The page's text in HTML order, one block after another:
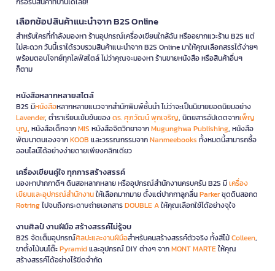
เลือกช้อปสินค้าแนะนำจาก B2S Online
สำหรับใครที่กำลังมองหา ร้านอุปกรณ์เครื่องเขียนใกล้ฉัน หรืออยากแวะร้าน B2S แต่
ไม่สะดวก วันนี้เราได้รวบรวมสินค้าแนะนำจาก B2S Online มาให้คุณเลือกสรรได้ง่ายๆ
พร้อมตอบโจทย์ทุกไลฟ์สไตล์ ไม่ว่าคุณจะมองหา ร้านขายหนังสือ หรือสินค้าอื่นๆ
ก็ตาม
หนังสือหลากหลายสไตล์
B2S มีหนังสือหลากหลายแนวจากสำนักพิมพ์ชั้นนำ ไม่ว่าจะเป็นนิยายยอดนิยมอย่าง
Lavender, ตำราเรียนเข้มข้นของดร. ศุภวัฒน์ พุกเจริญ, นิตยสารอัปเดตจากเพ็ญ
บุญ, หนังสือเด็กจากMIS หนังสือจิตวิทยาจากMugunghwa Publishing, หนังสือ
พัฒนาตนเองจากKOOB และวรรณกรรมจากNanmeebooks ทั้งหมดนี้สามารถซื้อ
ออนไลน์ได้อย่างง่ายดายเพียงคลิกเดียว
เครื่องเขียนคู่ใจ ทุกการสร้างสรรค์
มองหาปากกาดีๆ ดินสอหลากหลาย หรืออุปกรณ์สำนักงานครบครัน B2S มีเครื่อง
เขียนและอุปกรณ์สำนักงานให้เลือกมากมาย ตั้งแต่ปากกาลูกลื่นParkerชุดดินสอกด
Rotringไปจนถึงกระดาษถ่ายเอกสารDOUBLE Aให้คุณเลือกใช้ได้อย่างจุใจ
งานศิลป์ งานฝีมือ สร้างสรรค์ไม่รู้จบ
B2S จัดเต็มอุปกรณ์ศิลปะและงานฝีมือสำหรับคนสร้างสรรค์ตัวจริง ทั้งสีไม้Colleen,
ขาตั้งไม้บนโต๊ะPyramidและอุปกรณ์ DIY ต่างๆ จากMONT MARTEให้คุณ
สร้างสรรค์ได้อย่างไร้ขีดจำกัด